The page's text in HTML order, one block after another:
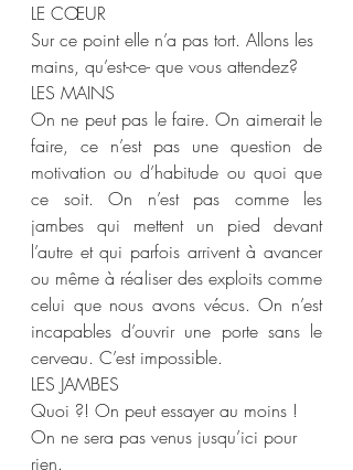
LE CŒUR
Sur ce point elle n’a pas tort. Allons les
mains, qu’est-ce- que vous attendez?
LES MAINS
On ne peut pas le faire. On aimerait le
faire, ce n’est pas une question de
motivation ou d’habitude ou quoi que
ce soit. On n’est pas comme les
jambes qui mettent un pied devant
l’autre et qui parfois arrivent à avancer
ou même à réaliser des exploits comme
celui que nous avons vécus. On n’est
incapables d’ouvrir une porte sans le
cerveau. C’est impossible.
LES JAMBES
Quoi ?! On peut essayer au moins !
On ne sera pas venus jusqu’ici pour
rien.